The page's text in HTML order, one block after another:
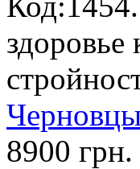
здоровье
8900 грн.